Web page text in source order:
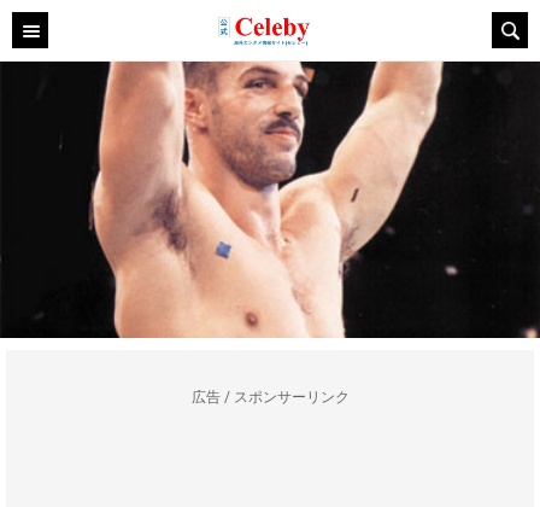
広告 / スポンサーリンク